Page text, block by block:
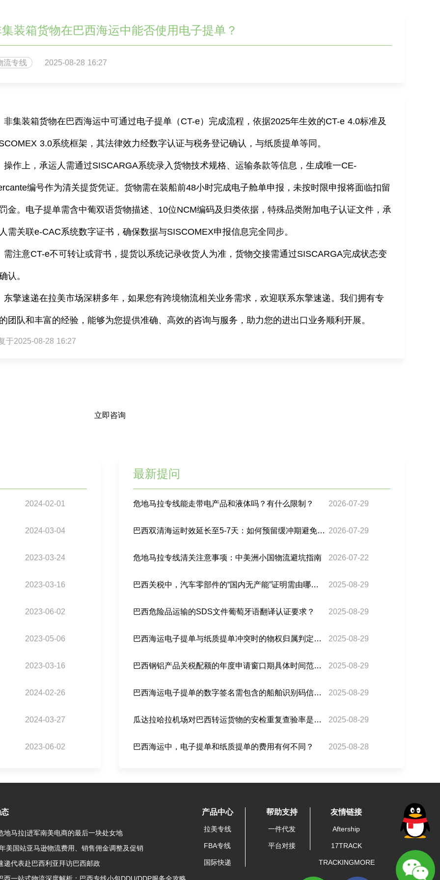
装箱货物在巴西海运中能否使用电子提单？
流专线 2025-08-28 16:27
非集装箱货物在巴西海运中可通过电子提单（ CT-e）完成流程，依据2025年生效的CT-e 4.0标准及
3.0系统框架，其法律效力经数字认证与税务登记确认，与纸质提单等同。
操作上，承运人需通过SISCARGA系统录入货物技术规格、运输条款等信息，生成唯一CE-
编号作为清关提货凭证。货物需在装船前48小时完成电子舱单申报，未按时限申报将面临扣留
金。电子提单需含中葡双语货物描述、 10位NCM编码及归类依据，特殊品类附加电子认证文件，承
需关联e-CAC系统数字证书，确保数据与SISCOMEX申报信息完全同步。
需注意CT-e不可转让或背书，提货以系统记录收货人为准，货物交接需通过SISCARGA完成状态变
认。
东擎速递在拉美市场深耕多年，如果您有跨境物流相关业务需求，欢迎联系东擎速递。我们拥有专
团队和丰富的经验，能够为您提供准确、高效的咨询与服务，助力您的进出口业务顺利开展。
于2025-08-28 16:27
立即咨询
最新提问
危地马拉专线能走带电产品和液体吗？有什么限制？ 2026-07-29
巴西双清海运时效延长至5-7天：如何预留缓冲期避免客诉？ 2026-07-29
危地马拉专线清关注意事项：中美洲小国物流避坑指南 2026-07-22
巴西关税中，汽车零部件的“国内无产能”证明需由哪个政府部门出具？ 2025-08-29
巴西危险品运输的SDS文件葡萄牙语翻译认证要求？ 2025-08-29
巴西海运电子提单与纸质提单冲突时的物权归属判定依据？ 2025-08-29
巴西钢铝产品关税配额的年度申请窗口期具体时间范围？ 2025-08-29
巴西海运电子提单的数字签名需包含的船舶识别码信息？ 2025-08-29
瓜达拉哈拉机场对巴西转运货物的安检重复查验率是多少？ 2025-08-29
巴西海运中，电子提单和纸质提单的费用有何不同？ 2025-08-28
2024-02-01
2024-03-04
2023-03-24
2023-03-16
2023-06-02
2023-05-06
2023-03-16
2024-02-26
2024-03-27
2023-06-02
地马拉|进军南美电商的最后一块处女地
美国站亚马逊物流费用、销售佣金调整及促销
递代表赴巴西利亚拜访巴西邮政
产品中心
拉美专线
FBA专线
国际快递
帮助支持
一件代发
平台对接
友情链接
Aftership
17TRACK
TRACKINGMORE